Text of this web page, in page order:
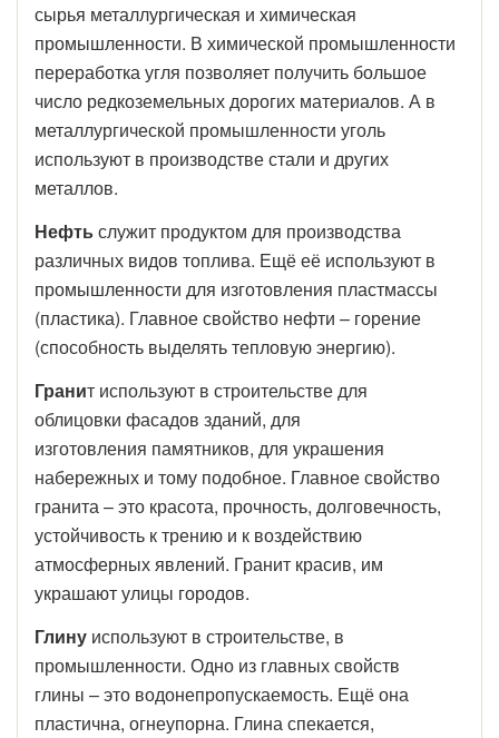
сырья металлургическая и химическая
промышленности. В химической промышленности
переработка угля позволяет получить большое
число редкоземельных дорогих материалов. А в
металлургической промышленности уголь
используют в производстве стали и других
металлов.
Нефтьслужит продуктом для производства
различных видов топлива. Ещё её используют в
промышленности для изготовления пластмассы
(пластика). Главное свойство нефти – горение
(способность выделять тепловую энергию).
Гранит используют в строительстве для
облицовки фасадов зданий, для
изготовления памятников, для украшения
набережных и тому подобное. Главное свойство
гранита – это красота, прочность, долговечность,
устойчивость к трению и к воздействию
атмосферных явлений. Гранит красив, им
украшают улицы городов.
Глину используют в строительстве, в
промышленности. Одно из главных свойств
глины – это водонепропускаемость. Ещё она
пластична, огнеупорна. Глина спекается,